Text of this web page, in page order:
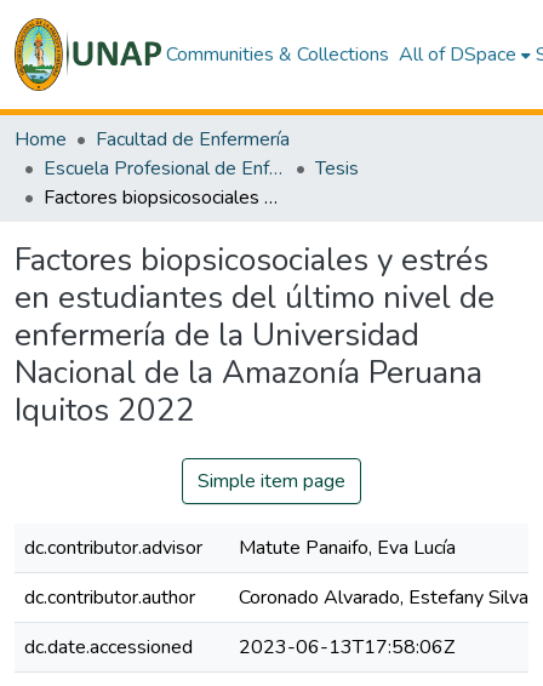
Communities & Collections All of DSpace
Home
Facultad de Enfermería
Escuela Profesional de Enfermería
Tesis
Factores biopsicosociales y estrés en estudiantes del último nivel de enfermería de la Universidad Nacional de la Amazonía Peruana Iquitos 2022
Factores biopsicosociales y estrés
en estudiantes del último nivel de
enfermería de la Universidad
Nacional de la Amazonía Peruana
Iquitos 2022
Simple item page
dc.contributor.advisor
Matute Panaifo, Eva Lucía
dc.contributor.author
Coronado Alvarado, Estefany
dc.date.accessioned
2023-06-13T17:58:06Z